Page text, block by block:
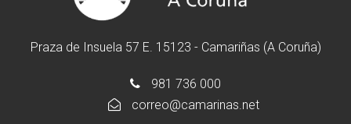
Praza de Insuela 57 E. 15123 - Camariñas (A Coruña)
981 736 000
correo@camarinas.net